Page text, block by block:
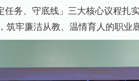
务、守底线」三大核心议程扎实
牢廉洁从教、温情育人的职业底